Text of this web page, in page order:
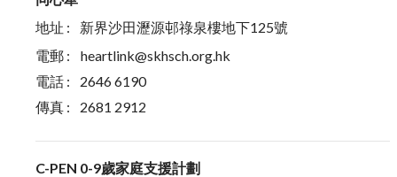
地址 :
新界沙田瀝源邨祿泉樓地下125號
電郵 :
heartlink@skhsch.org.hk
電話 :
2646 6190
傳真 :
2681 2912
C-PEN 0-9歲家庭支援計劃